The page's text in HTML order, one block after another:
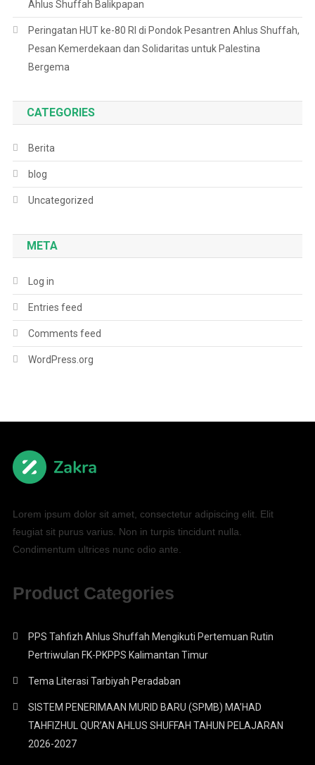
Ahlus Shuffah Balikpapan
Peringatan HUT ke-80 RI di Pondok Pesantren Ahlus Shuffah,
Pesan Kemerdekaan dan Solidaritas untuk Palestina
Bergema
CATEGORIES
Berita
blog
Uncategorized
META
Log in
Entries feed
Comments feed
WordPress.org
Lorem ipsum dolor sit amet, consectetur adipiscing elit. Elit
feugiat sit purus varius. Non in turpis tincidunt nulla.
Condimentum ultrices nunc odio ante.
Product Categories
PPS Tahfizh Ahlus Shuffah Mengikuti Pertemuan Rutin
Pertriwulan FK-PKPPS Kalimantan Timur
Tema Literasi Tarbiyah Peradaban
SISTEM PENERIMAAN MURID BARU (SPMB) MA’HAD
TAHFIZHUL QUR’AN AHLUS SHUFFAH TAHUN PELAJARAN
2026-2027